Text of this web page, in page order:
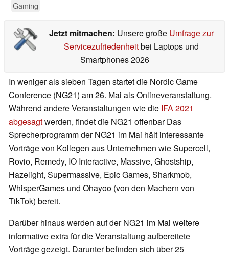
Gaming
Jetzt mitmachen: Unsere große Umfrage zur
Servicezufriedenheitbei Laptops und
Smartphones 2026
In weniger als sieben Tagen startet die Nordic Game
Conference (NG21) am 26. Mai als Onlineveranstaltung.
Während andere Veranstaltungen wie die IFA 2021
abgesagtwerden, findet die NG21 offenbar Das
Sprecherprogramm der NG21 im Mai hält interessante
Vorträge von Kollegen aus Unternehmen wie Supercell,
Rovio, Remedy, IO Interactive, Massive, Ghostship,
Hazelight, Supermassive, Epic Games, Sharkmob,
WhisperGames und Ohayoo (von den Machern von
TikTok) bereit.
Darüber hinaus werden auf der NG21 im Mai weitere
informative extra für die Veranstaltung aufbereitete
Vorträge gezeigt. Darunter befinden sich über 25